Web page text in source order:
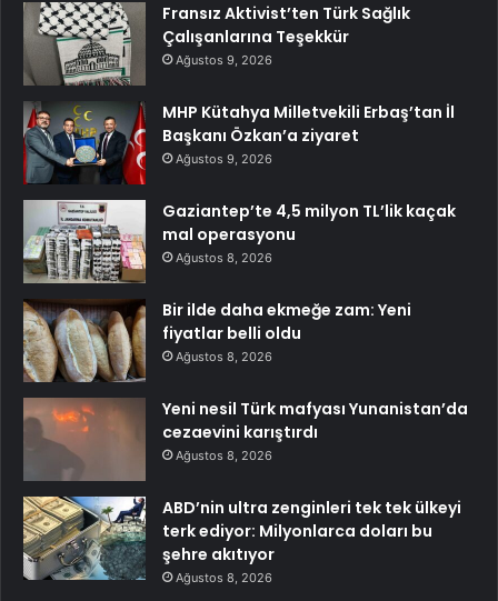
Fransız Aktivist’ten Türk Sağlık
Çalışanlarına Teşekkür
Ağustos 9, 2026
MHP Kütahya Milletvekili Erbaş’tan İl
Başkanı Özkan’a ziyaret
Ağustos 9, 2026
Gaziantep’te 4,5 milyon TL’lik kaçak
mal operasyonu
Ağustos 8, 2026
Bir ilde daha ekmeğe zam: Yeni
fiyatlar belli oldu
Ağustos 8, 2026
Yeni nesil Türk mafyası Yunanistan’da
cezaevini karıştırdı
Ağustos 8, 2026
ABD’nin ultra zenginleri tek tek ülkeyi
terk ediyor: Milyonlarca doları bu
şehre akıtıyor
Ağustos 8, 2026